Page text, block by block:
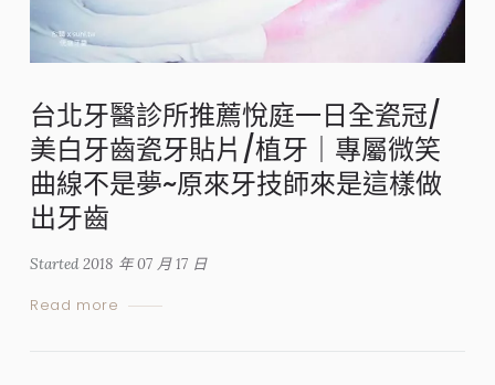
台北牙醫診所推薦悅庭一日全瓷冠/
美白牙齒瓷牙貼片/植牙｜專屬微笑
曲線不是夢~原來牙技師來是這樣做
出牙齒
Started2018 年 07 月 17 日
Read more